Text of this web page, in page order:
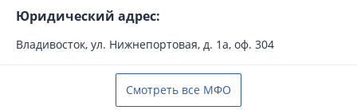
Юридический адрес:
Владивосток, ул. Нижнепортовая, д. 1а, оф. 304
Смотреть все МФО